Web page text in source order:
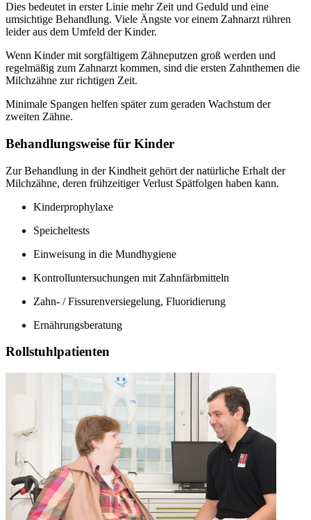
Dies bedeutet in erster Linie mehr Zeit und Geduld und eine
umsichtige Behandlung. Viele Ängste vor einem Zahnarzt rühren
leider aus dem Umfeld der Kinder.
Wenn Kinder mit sorgfältigem Zähneputzen groß werden und
regelmäßig zum Zahnarzt kommen, sind die ersten Zahnthemen die
Milchzähne zur richtigen Zeit.
Minimale Spangen helfen später zum geraden Wachstum der
zweiten Zähne.
Behandlungsweise für Kinder
Zur Behandlung in der Kindheit gehört der natürliche Erhalt der
Milchzähne, deren frühzeitiger Verlust Spätfolgen haben kann.
Kinderprophylaxe
Speicheltests
Einweisung in die Mundhygiene
Kontrolluntersuchungen mit Zahnfärbmitteln
Zahn- / Fissurenversiegelung, Fluoridierung
Ernährungsberatung
Rollstuhlpatienten